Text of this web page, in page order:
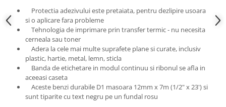
Protectia adezivului este pretaiata, pentru dezlipire usoara
si o aplicare fara probleme
Tehnologia de imprimare prin transfer termic - nu necesita
cerneala sau toner
Adera la cele mai multe suprafete plane si curate, inclusiv
plastic, hartie, metal, lemn, sticla
Banda de etichetare in modul continuu si ribonul se afla in
aceeasi caseta
Aceste benzi durabile D1 masoara 12mm x 7m (1/2" x 23') si
sunt tiparite cu text negru pe un fundal rosu